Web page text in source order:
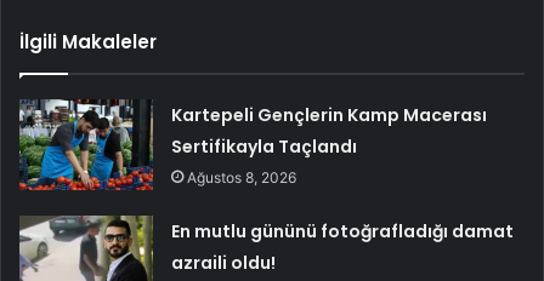
İlgili Makaleler
Kartepeli Gençlerin Kamp Macerası
Sertifikayla Taçlandı
Ağustos 8, 2026
En mutlu gününü fotoğrafladığı damat
azraili oldu!